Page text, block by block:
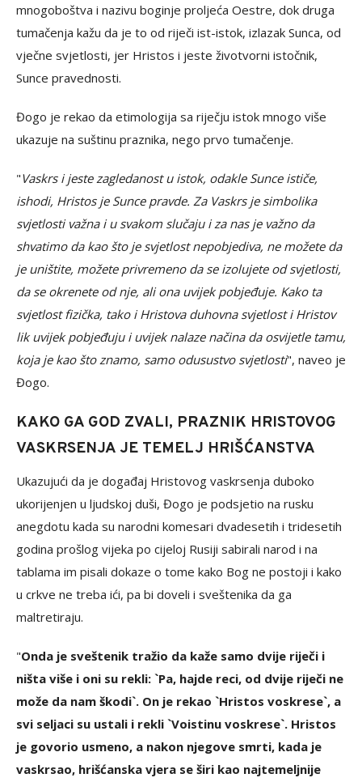
mnogoboštva i nazivu boginje proljeća Oestre, dok druga
tumačenja kažu da je to od riječi ist-istok, izlazak Sunca, od
vječne svjetlosti, jer Hristos i jeste životvorni istočnik,
Sunce pravednosti.
Đogo je rekao da etimologija sa riječju istok mnogo više
ukazuje na suštinu praznika, nego prvo tumačenje.
"Vaskrs i jeste zagledanost u istok, odakle Sunce ističe,
ishodi, Hristos je Sunce pravde. Za Vaskrs je simbolika
svjetlosti važna i u svakom slučaju i za nas je važno da
shvatimo da kao što je svjetlost nepobjediva, ne možete da
je uništite, možete privremeno da se izolujete od svjetlosti,
da se okrenete od nje, ali ona uvijek pobjeđuje. Kako ta
svjetlost fizička, tako i Hristova duhovna svjetlost i Hristov
lik uvijek pobjeđuju i uvijek nalaze načina da osvijetle tamu,
koja je kao što znamo, samo odusustvo svjetlosti", naveo je
Đogo.
KAKO GA GOD ZVALI, PRAZNIK HRISTOVOG
VASKRSENJA JE TEMELJ HRIŠĆANSTVA
Ukazujući da je događaj Hristovog vaskrsenja duboko
ukorijenjen u ljudskoj duši, Đogo je podsjetio na rusku
anegdotu kada su narodni komesari dvadesetih i tridesetih
godina prošlog vijeka po cijeloj Rusiji sabirali narod i na
tablama im pisali dokaze o tome kako Bog ne postoji i kako
u crkve ne treba ići, pa bi doveli i sveštenika da ga
maltretiraju.
"Onda je sveštenik tražio da kaže samo dvije riječi i
ništa više i oni su rekli: `Pa, hajde reci, od dvije riječi ne
može da nam škodi`. On je rekao `Hristos voskrese`, a
svi seljaci su ustali i rekli `Voistinu voskrese`. Hristos
je govorio usmeno, a nakon njegove smrti, kada je
vaskrsao, hrišćanska vjera se širi kao najtemeljnije